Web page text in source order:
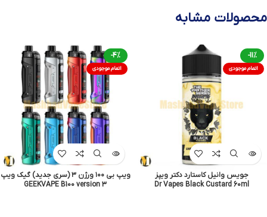
محصولات مشابه
-11%
اتمام موجودی
جویس وانیل کاستارد دکتر ویپز
Dr Vapes Black Custard 60ml
-4%
اتمام موجودی
ویپ بی ۱۰۰ ورژن ۳ (سری جدید) گیک ویپ
GEEKVAPE B100 version 3